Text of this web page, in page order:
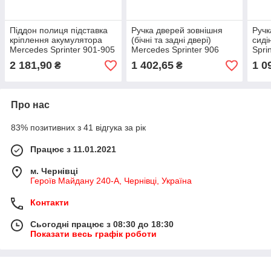
Піддон полиця підставка
кріплення акумулятора
Mercedes Sprinter 901-905
- Виробник Польща
2 181,90 ₴
Ручка дверей зовнішня
(бічні та задні двері)
Mercedes Sprinter 906
(2006-2018) - Mercedes-
Benz - Оригінал
1 402,65₴
919
1
Про нас
83% позитивних з 41 відгука за рік
Працює з 11.01.2021
м. Чернівці
Героїв Майдану 240-А, Чернівці, Україна
Контакти
Сьогодні працює з 08:30 до 18:30
Показати весь графік роботи